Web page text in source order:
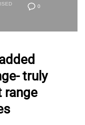
0
truly
range